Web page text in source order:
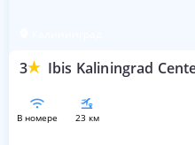
3 Ibis Kaliningrad
в номере 23 км